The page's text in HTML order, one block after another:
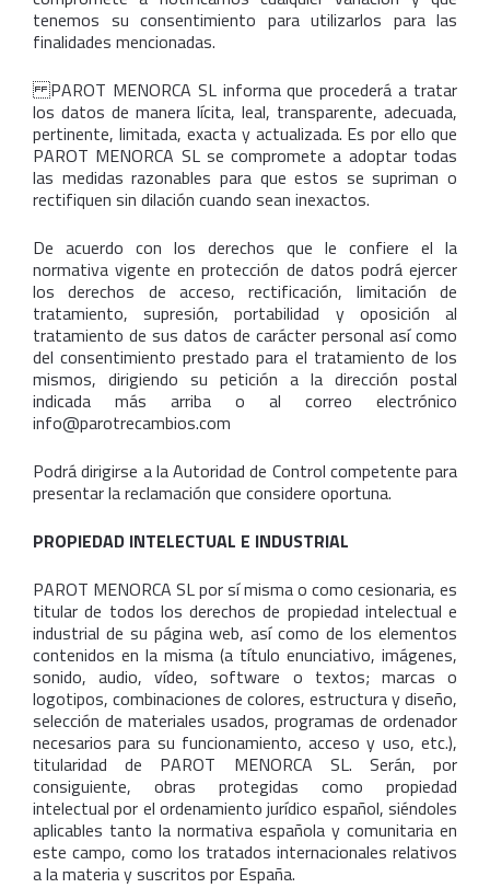
tenemos su consentimiento para utilizarlos para las
finalidades mencionadas.
PAROT MENORCA SL informa que procederá a tratar
los datos de manera lícita, leal, transparente, adecuada,
pertinente, limitada, exacta y actualizada. Es por ello que
PAROT MENORCA SL se compromete a adoptar todas
las medidas razonables para que estos se supriman o
rectifiquen sin dilación cuando sean inexactos.
De acuerdo con los derechos que le confiere el la
normativa vigente en protección de datos podrá ejercer
los derechos de acceso, rectificación, limitación de
tratamiento, supresión, portabilidad y oposición al
tratamiento de sus datos de carácter personal así como
del consentimiento prestado para el tratamiento de los
mismos, dirigiendo su petición a la dirección postal
indicada más arriba o al correo electrónico
info@parotrecambios.com
Podrá dirigirse a la Autoridad de Control competente para
presentar la reclamación que considere oportuna.
PROPIEDAD INTELECTUAL E INDUSTRIAL
PAROT MENORCA SL por sí misma o como cesionaria, es
titular de todos los derechos de propiedad intelectual e
industrial de su página web, así como de los elementos
contenidos en la misma (a título enunciativo, imágenes,
sonido, audio, vídeo, software o textos; marcas o
logotipos, combinaciones de colores, estructura y diseño,
selección de materiales usados, programas de ordenador
necesarios para su funcionamiento, acceso y uso, etc.),
titularidad de PAROT MENORCA SL. Serán, por
consiguiente, obras protegidas como propiedad
intelectual por el ordenamiento jurídico español, siéndoles
aplicables tanto la normativa española y comunitaria en
este campo, como los tratados internacionales relativos
a la materia y suscritos por España.